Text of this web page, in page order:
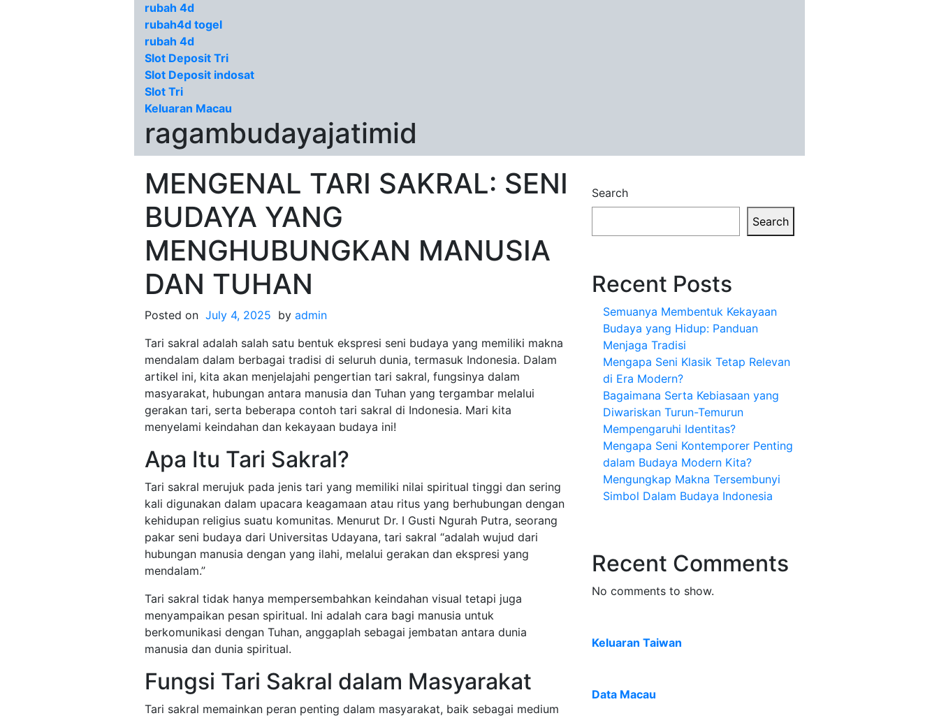
rubah 4d
rubah4d togel
rubah 4d
Slot Deposit Tri
Slot Deposit indosat
Slot Tri
Keluaran Macau
ragambudayajatimid
MENGENAL TARI SAKRAL: SENI
BUDAYA YANG
MENGHUBUNGKAN MANUSIA
DAN TUHAN
Posted on July 4, 2025 by admin
Tari sakral adalah salah satu bentuk ekspresi seni budaya yang memiliki makna
mendalam dalam berbagai tradisi di seluruh dunia, termasuk Indonesia. Dalam
artikel ini, kita akan menjelajahi pengertian tari sakral, fungsinya dalam
masyarakat, hubungan antara manusia dan Tuhan yang tergambar melalui
gerakan tari, serta beberapa contoh tari sakral di Indonesia. Mari kita
menyelami keindahan dan kekayaan budaya ini!
Apa Itu Tari Sakral?
Tari sakral merujuk pada jenis tari yang memiliki nilai spiritual tinggi dan sering
kali digunakan dalam upacara keagamaan atau ritus yang berhubungan dengan
kehidupan religius suatu komunitas. Menurut Dr. I Gusti Ngurah Putra, seorang
pakar seni budaya dari Universitas Udayana, tari sakral “adalah wujud dari
hubungan manusia dengan yang ilahi, melalui gerakan dan ekspresi yang
mendalam.”
Tari sakral tidak hanya mempersembahkan keindahan visual tetapi juga
menyampaikan pesan spiritual. Ini adalah cara bagi manusia untuk
berkomunikasi dengan Tuhan, anggaplah sebagai jembatan antara dunia
manusia dan dunia spiritual.
Fungsi Tari Sakral dalam Masyarakat
Tari sakral memainkan peran penting dalam masyarakat, baik sebagai medium
Search
Search
Recent Posts
Semuanya Membentuk Kekayaan
Budaya yang Hidup: Panduan
Menjaga Tradisi
Mengapa Seni Klasik Tetap Relevan
di Era Modern?
Bagaimana Serta Kebiasaan yang
Diwariskan Turun-Temurun
Mempengaruhi Identitas?
Mengapa Seni Kontemporer Penting
dalam Budaya Modern Kita?
Mengungkap Makna Tersembunyi
Simbol Dalam Budaya Indonesia
Recent Comments
No comments to show.
Keluaran Taiwan
Data Macau